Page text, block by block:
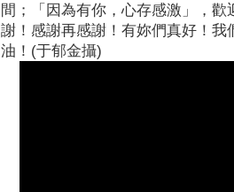
間；「因為有你，心存感激」，
謝！感謝再感謝！有妳們真好！
油！(于郁金攝)